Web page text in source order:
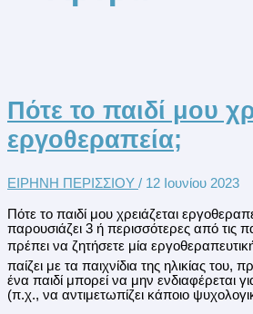
Πότε το παιδί μου
εργοθεραπεία;
ΕΙΡΗΝΗ ΠΕΡΙΣΣΙΟΥ / 12 Ιουνίου 2023
Πότε το παιδί μου χρειάζεται
παρουσιάζει 3 ή περισσότερες από τις
πρέπει να ζητήσετε μία
παίζει με τα παιχνίδια της ηλικίας του,
ένα παιδί μπορεί να μην ενδιαφέρεται
(π.χ., να αντιμετωπίζει κάποιο